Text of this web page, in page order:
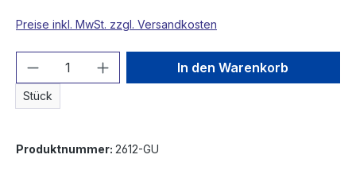
Preise inkl. MwSt. zzgl. Versandkosten
Produkt Anzahl: Gib den
Stück
In den Warenkorb
Produktnummer: 2612-GU